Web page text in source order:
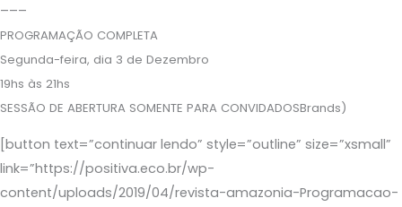
–––
PROGRAMAÇÃO COMPLETA
Segunda-feira, dia 3 de Dezembro
19hs às 21hs
SESSÃO DE ABERTURA SOMENTE PARA CONVIDADOSBrands)
[button text=”continuar lendo” style=”outline” size=”xsmall”
link=”https://positiva.eco.br/wp-
content/uploads/2019/04/revista-amazonia-Programacao-